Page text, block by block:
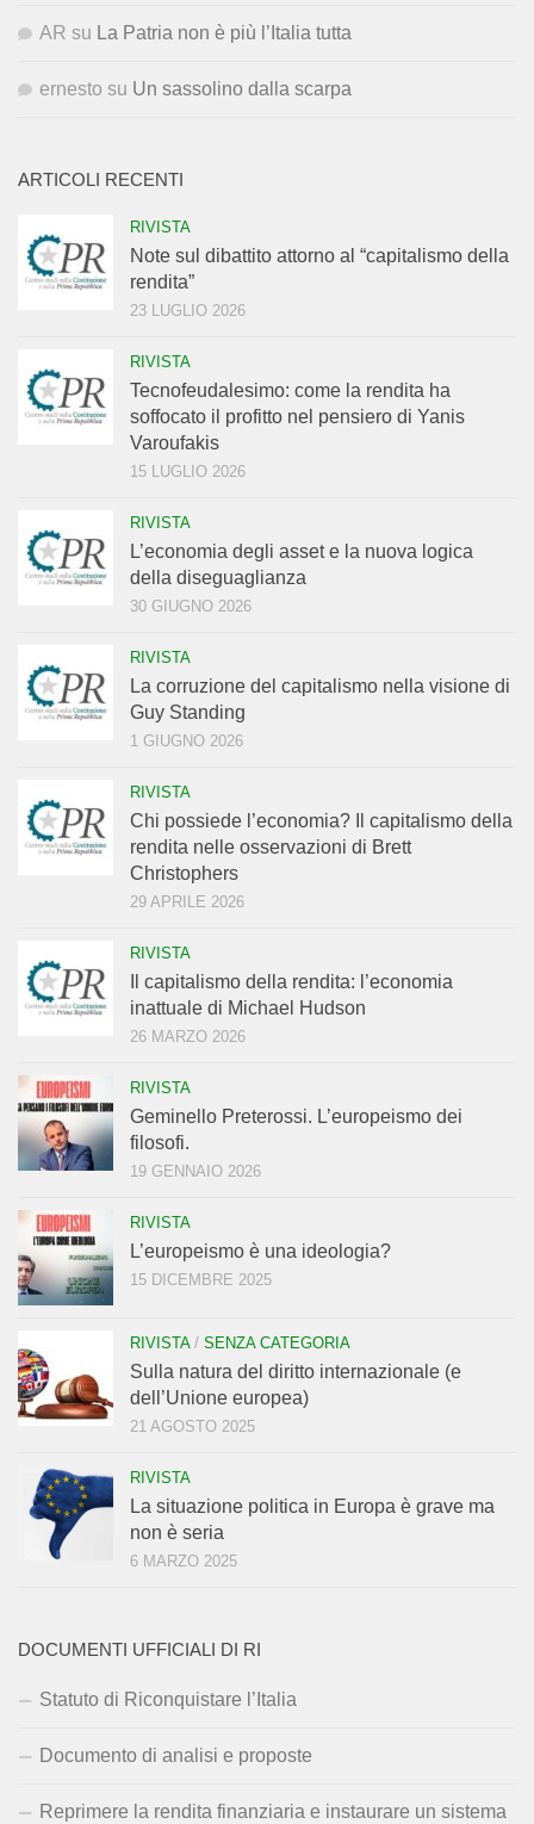
AR su La Patria non è più l’Italia tutta
ernesto su Un sassolino dalla scarpa
ARTICOLI RECENTI
RIVISTA
Note sul dibattito attorno al “capitalismo della
rendita”
23 LUGLIO 2026
RIVISTA
Tecnofeudalesimo: come la rendita ha
soffocato il profitto nel pensiero di Yanis
Varoufakis
15 LUGLIO 2026
RIVISTA
L’economia degli asset e la nuova logica
della diseguaglianza
30 GIUGNO 2026
RIVISTA
La corruzione del capitalismo nella visione di
Guy Standing
1 GIUGNO 2026
RIVISTA
Chi possiede l’economia? Il capitalismo della
rendita nelle osservazioni di Brett
Christophers
29 APRILE 2026
RIVISTA
Il capitalismo della rendita: l’economia
inattuale di Michael Hudson
26 MARZO 2026
RIVISTA
Geminello Preterossi. L’europeismo dei
filosofi.
19 GENNAIO 2026
RIVISTA
L’europeismo è una ideologia?
15 DICEMBRE 2025
RIVISTA/ SENZA CATEGORIA
Sulla natura del diritto internazionale (e
dell’Unione europea)
21 AGOSTO 2025
RIVISTA
La situazione politica in Europa è grave ma
non è seria
6 MARZO 2025
DOCUMENTI UFFICIALI DI RI
Statuto di Riconquistare l’Italia
Documento di analisi e proposte
Reprimere la rendita finanziaria e instaurare un sistema